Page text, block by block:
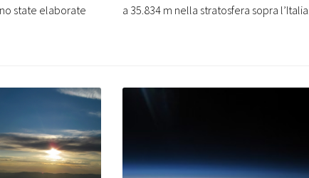
state elaborate
a 35.834 m nella stratosfera sopra l’Italia...